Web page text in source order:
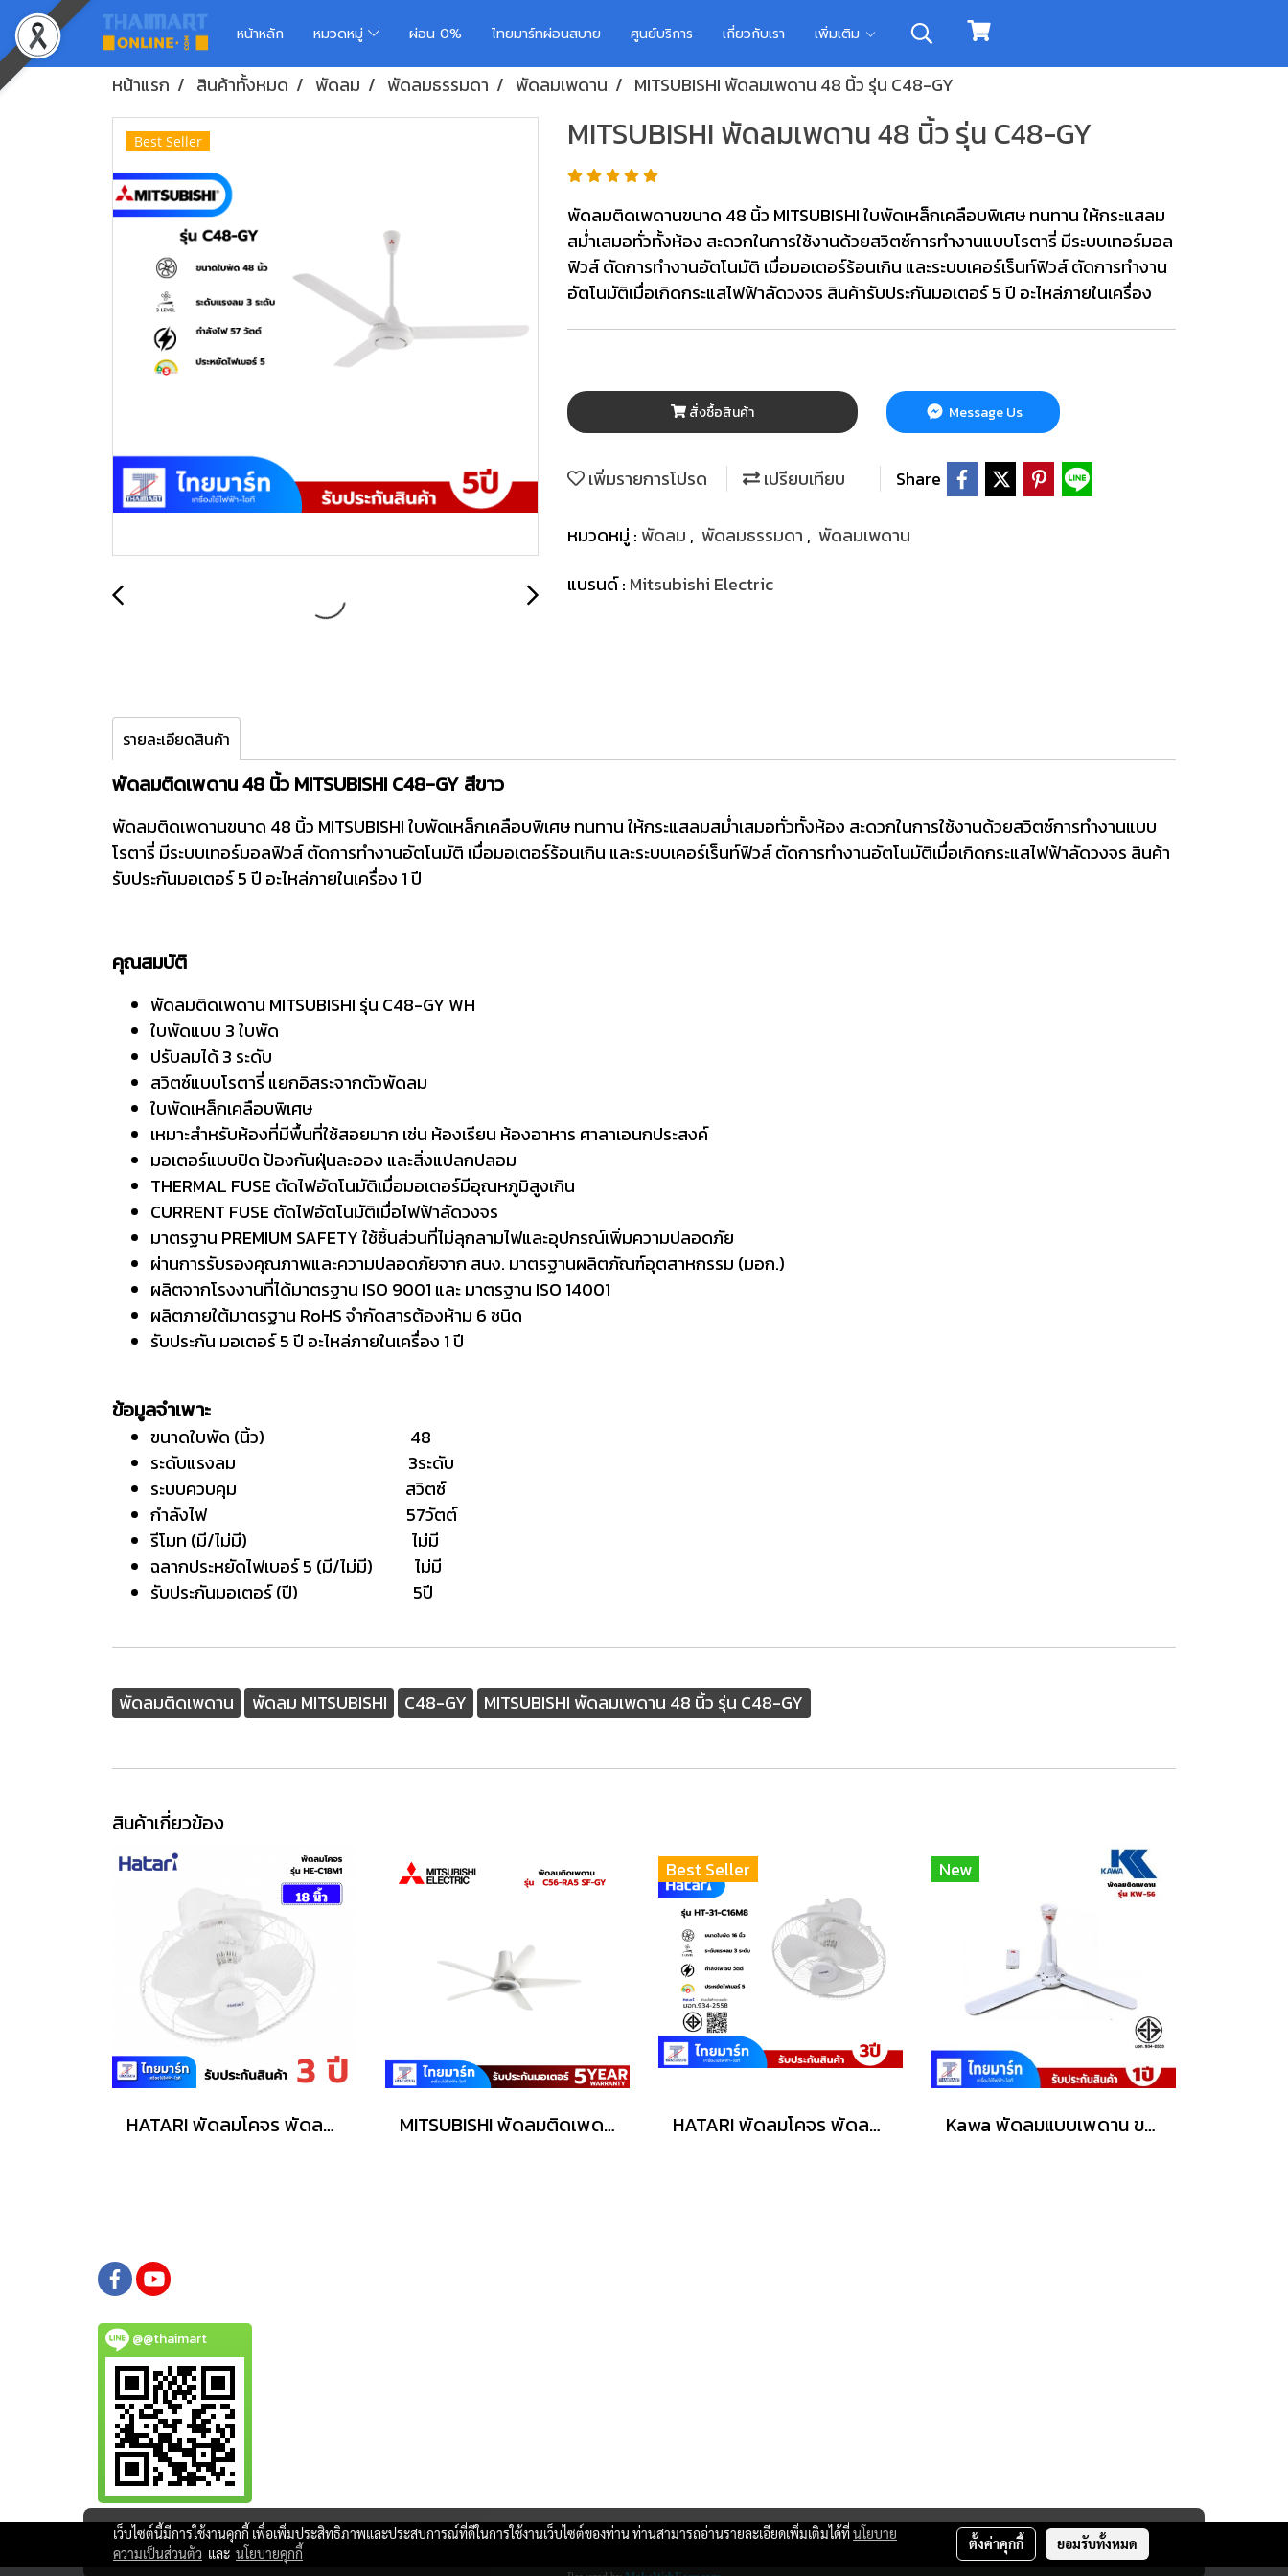
หน้าหลัก หมวดหมู่ ผ่อน 0% ไทยมาร์ทผ่อนสบาย ศูนย์บริการ เกี่ยวกับเรา เพิ่มเติม
หน้าแรก สินค้าทั้งหมด พัดลม พัดลมธรรมดา พัดลมเพดาน MITSUBISHI พัดลมเพดาน 48 นิ้ว รุ่น C48-GY
Best Seller MITSUBISHI พัดลมเพดาน 48 นิ้ว รุ่น C48-GY
พัดลมติดเพดานขนาด 48 นิ้ว MITSUBISHI ใบพัดเหล็กเคลือบพิเศษ ทนทาน ให้กระแสลม
สม่ำเสมอทั่วทั้งห้อง สะดวกในการใช้งานด้วยสวิตซ์การทำงานแบบโรตารี่ มีระบบเทอร์มอล
ฟิวส์ ตัดการทำงานอัตโนมัติ เมื่อมอเตอร์ร้อนเกิน และระบบเคอร์เร็นท์ฟิวส์ ตัดการทำงาน
อัตโนมัติเมื่อเกิดกระแสไฟฟ้าลัดวงจร สินค้ารับประกันมอเตอร์ 5 ปี อะไหล่ภายในเครื่อง
สั่งซื้อสินค้า Message Us
เพิ่มรายการโปรด เปรียบเทียบ Share
หมวดหมู่ : พัดลม , พัดลมธรรมดา , พัดลมเพดาน
แบรนด์ : Mitsubishi Electric
รายละเอียดสินค้า
พัดลมติดเพดาน 48 นิ้ว MITSUBISHI C48-GY สีขาว
พัดลมติดเพดานขนาด 48 นิ้ว MITSUBISHI ใบพัดเหล็กเคลือบพิเศษ ทนทาน ให้กระแสลมสม่ำเสมอทั่วทั้งห้อง สะดวกในการใช้งานด้วยสวิตซ์การทำงานแบบ
โรตารี่ มีระบบเทอร์มอลฟิวส์ ตัดการทำงานอัตโนมัติ เมื่อมอเตอร์ร้อนเกิน และระบบเคอร์เร็นท์ฟิวส์ ตัดการทำงานอัตโนมัติเมื่อเกิดกระแสไฟฟ้าลัดวงจร สินค้า
รับประกันมอเตอร์ 5 ปี อะไหล่ภายในเครื่อง 1 ปี
คุณสมบัติ
พัดลมติดเพดาน MITSUBISHI รุ่น C48-GY WH
ใบพัดแบบ 3 ใบพัด
ปรับลมได้ 3 ระดับ
สวิตซ์แบบโรตารี่ แยกอิสระจากตัวพัดลม
ใบพัดเหล็กเคลือบพิเศษ
เหมาะสำหรับห้องที่มีพื้นที่ใช้สอยมาก เช่น ห้องเรียน ห้องอาหาร ศาลาเอนกประสงค์
มอเตอร์แบบปิด ป้องกันฝุ่นละออง และสิ่งแปลกปลอม
THERMAL FUSE ตัดไฟอัตโนมัติเมื่อมอเตอร์มีอุณหภูมิสูงเกิน
CURRENT FUSE ตัดไฟอัตโนมัติเมื่อไฟฟ้าลัดวงจร
มาตรฐาน PREMIUM SAFETY ใช้ชิ้นส่วนที่ไม่ลุกลามไฟและอุปกรณ์เพิ่มความปลอดภัย
ผ่านการรับรองคุณภาพและความปลอดภัยจาก สนง. มาตรฐานผลิตภัณฑ์อุตสาหกรรม (มอก.)
ผลิตจากโรงงานที่ได้มาตรฐาน ISO 9001 และ มาตรฐาน ISO 14001
ผลิตภายใต้มาตรฐาน RoHS จำกัดสารต้องห้าม 6 ชนิด
รับประกัน มอเตอร์ 5 ปี อะไหล่ภายในเครื่อง 1 ปี
ข้อมูลจำเพาะ
ขนาดใบพัด (นิ้ว) 48
ระดับแรงลม 3ระดับ
ระบบควบคุม สวิตซ์
กำลังไฟ 57วัตต์
รีโมท (มี/ไม่มี) ไม่มี
ฉลากประหยัดไฟเบอร์ 5 (มี/ไม่มี) ไม่มี
รับประกันมอเตอร์ (ปี) 5ปี
พัดลมติดเพดาน พัดลม MITSUBISHI C48-GY MITSUBISHI พัดลมเพดาน 48 นิ้ว รุ่น C48-GY
สินค้าเกี่ยวข้อง
HATARI พัดลมโคจร พัดลมส่ายรอบตัว พัดลมติดเพดาน 18 นิ้ว รุ่น HE-C18M1(S) MITSUBISHI พัดลมติดเพดาน รุ่น C56-RA5 SF-GY สีเทาหมอก
Best Seller
HATARI พัดลมโคจร พัดลมติดเพดาน 16 นิ้ว รุ่น HT-C16M8(N) สีขาว
New
Kawa พัดลมแบบเพดาน ขนาด 56 นิ้ว รุ่น KW-56
@@thaimart
Copy right by www.thaimartonline.com
เว็บไซต์นี้มีการใช้งานคุกกี้ เพื่อเพิ่มประสิทธิภาพและประสบการณ์ที่ดีในการใช้งานเว็บไซต์ของท่าน ท่านสามารถอ่านรายละเอียดเพิ่มเติมได้ที่นโยบาย
ความเป็นส่วนตัว และ นโยบายคุกกี้
ตั้งค่าคุกกี้ ยอมรับทั้งหมด